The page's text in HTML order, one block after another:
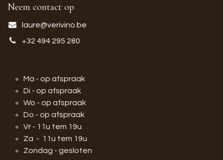
Neem contact op
laure@verivino.be
+32 494 295 280
Ma - op afspraak
Di - op afspraak
Wo - op afspraak
Do - op afspraak
Vr - 11u tem 19u
Za - 11u tem 19u
Zondag - gesloten